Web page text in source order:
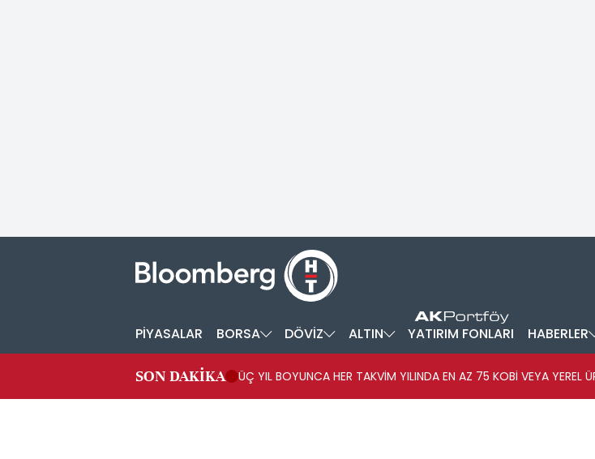
PİYASALAR BORSA DÖVİZ ALTIN YATIRIM FONLARI HABERLER
SON DAKİKA
ÜÇ YIL BOYUNCA HER TAKVİM YILINDA EN AZ 75 KOBİ VEYA YEREL